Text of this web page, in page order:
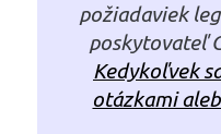
požiadaviek
poskytovateľ
Kedykoľvek
otázkami